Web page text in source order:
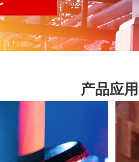
产品应用